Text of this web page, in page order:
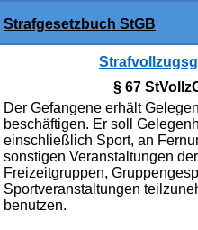
Strafgesetzbuch StGB
§ 67
Der Gefangene erhält
beschäftigen. Er soll
einschließlich Sport, an
sonstigen Veranstaltungen
Freizeitgruppen,
Sportveranstaltungen
benutzen.